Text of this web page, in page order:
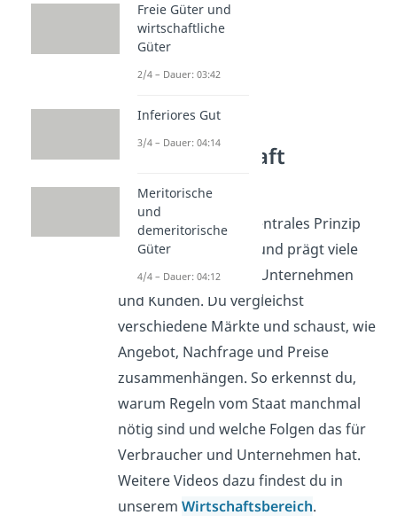
Marktwirtschaft
verstehen
Wettbewerb ist ein zentrales Prinzip
der Marktwirtschaft und prägt viele
Entscheidungen von Unternehmen
und Kunden. Du vergleichst
verschiedene Märkte und schaust, wie
Angebot, Nachfrage und Preise
zusammenhängen. So erkennst du,
warum Regeln vom Staat manchmal
nötig sind und welche Folgen das für
Verbraucher und Unternehmen hat.
Weitere Videos dazu findest du in
unseremWirtschaftsbereich.
Freie Güter und
wirtschaftliche
Güter
2/4 – Dauer: 03:42
Inferiores Gut
3/4 – Dauer: 04:14
Meritorische
und
demeritorische
Güter
4/4 – Dauer: 04:12